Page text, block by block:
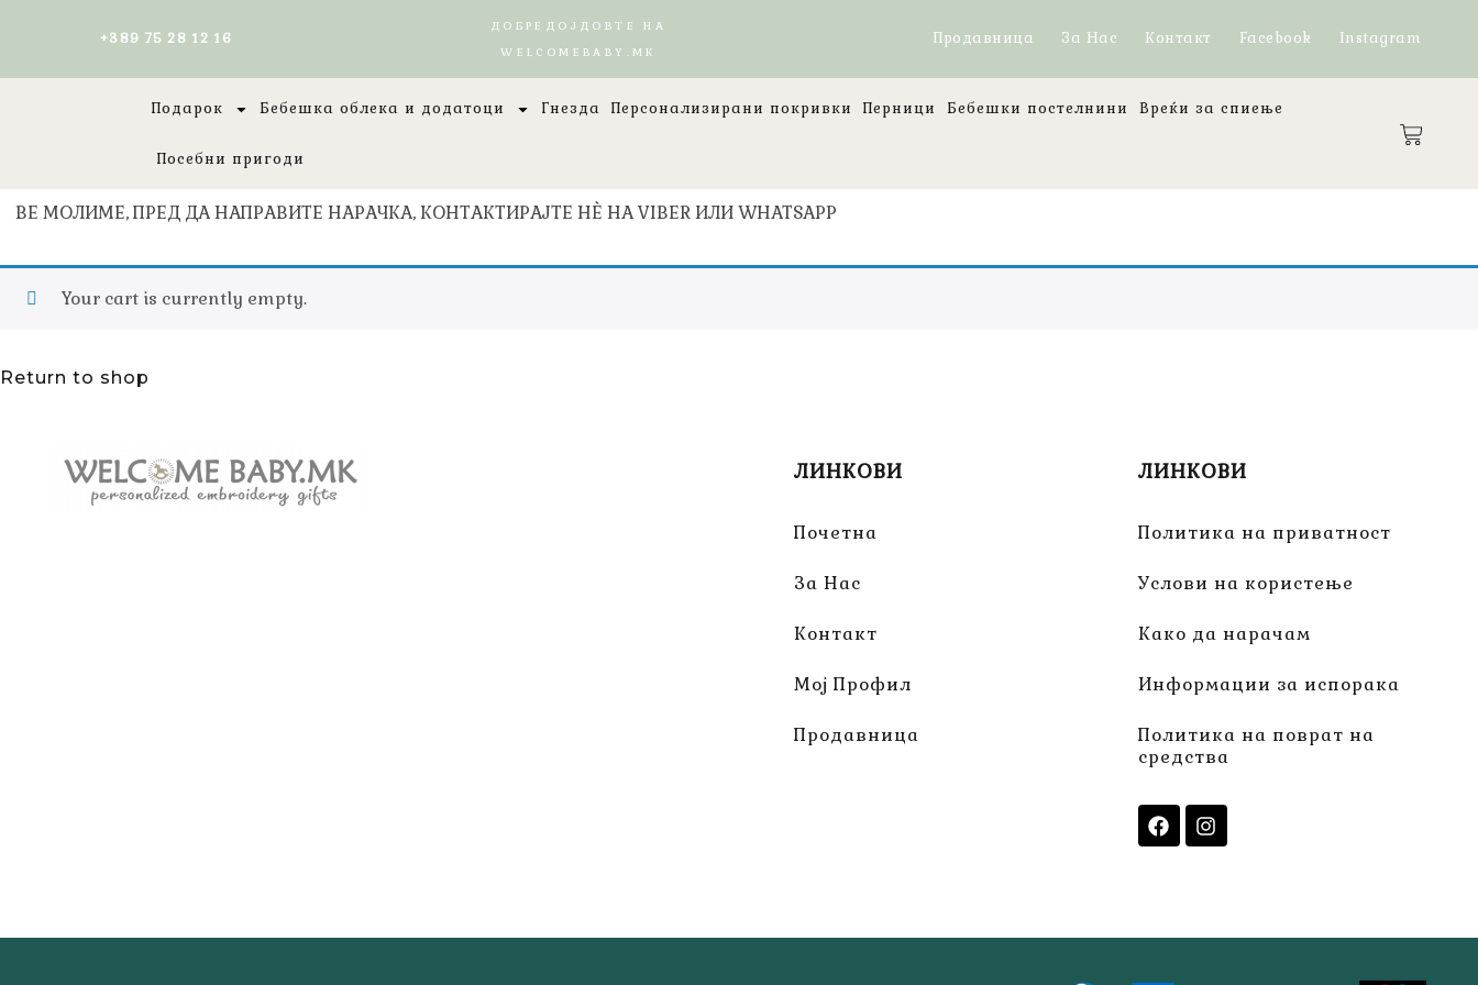
+389 75 28 12 16
ДОБРЕДОЈДОВТЕ НА
WELCOMEBABY.MK
Продавница За Нас Контакт Facebook Instagram
Подарок Бебешка облека и додатоци Гнезда Персонализирани покривки Перници Бебешки постелнини Вреќи за спиење
Посебни пригоди
ВЕ МОЛИМЕ, ПРЕД ДА НАПРАВИТЕ НАРАЧКА, КОНТАКТИРАЈТЕ НЀ НА VIBER ИЛИ WHATSAPP
Your cart is currently empty.
Return to shop
ЛИНКОВИ
Почетна
За Нас
Контакт
Мој Профил
Продавница
ЛИНКОВИ
Политика на приватност
Услови на користење
Како да нарачам
Информации за испорака
Политика на поврат на
средства